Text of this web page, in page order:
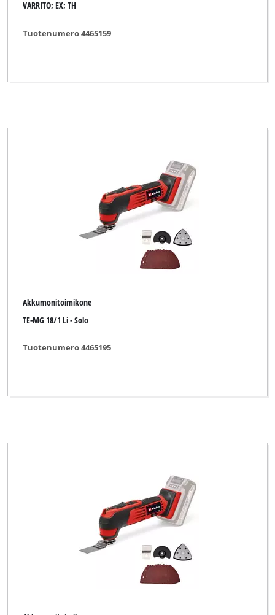
VARRITO; EX; TH
Tuotenumero 4465159
Akkumonitoimikone
TE-MG 18/1 Li - Solo
Tuotenumero 4465195